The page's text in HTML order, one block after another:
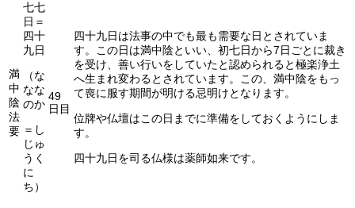
満
中
陰
法
要
七七
日＝
四十
九日
（な
なな
のか
＝し
じゅ
うく
に
ち）
49
日目
四十九日は法事の中でも最も需要な日とされていま
す。この日は満中陰といい、初七日から7日ごとに裁き
を受け、善い行いをしていたと認められると極楽浄土
へ生まれ変わるとされています。この、満中陰をもっ
て喪に服す期間が明ける忌明けとなります。
位牌や仏壇はこの日までに準備をしておくようにしま
す。
四十九日を司る仏様は薬師如来です。